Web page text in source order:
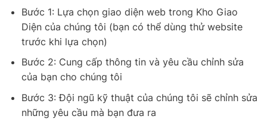
Bước 1: Lựa chọn giao diện web trong Kho Giao
Diện của chúng tôi (bạn có thể dùng thử website
trước khi lựa chọn)
Bước 2: Cung cấp thông tin và yêu cầu chỉnh sửa
của bạn cho chúng tôi
Bước 3: Đội ngũ kỹ thuật của chúng tôi sẽ chỉnh sửa
những yêu cầu mà bạn đưa ra